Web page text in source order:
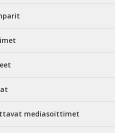
mediasoittimet